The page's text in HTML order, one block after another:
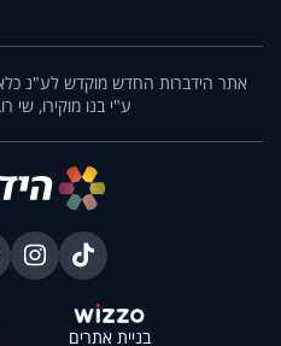
אתר הידברות החדש מוקדש לע"נ
ע"י בנו מוקירו, שי
בניית אתרים